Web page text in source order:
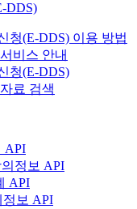
DDS)
청(E-DDS) 이용 방법
비스 안내
청(E-DDS)
료 검색
API
정보 API
API
정보 API